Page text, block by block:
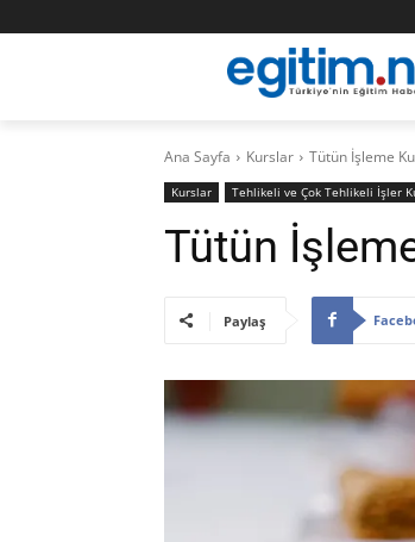
Ana Sayfa Kurslar Tütün İşleme
Kurslar Tehlikeli ve Çok Tehlikeli İşler
Tütün
Paylaş